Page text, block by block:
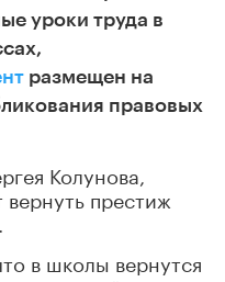
уроки труда в
размещен на
правовых
Колунова,
престиж
в школы вернутся